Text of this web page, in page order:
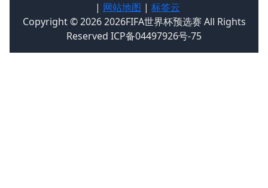
| 网站地图 | 标签云
Copyright © 2026 2026FIFA世界杯预选赛 All Rights
Reserved ICP备04497926号-75